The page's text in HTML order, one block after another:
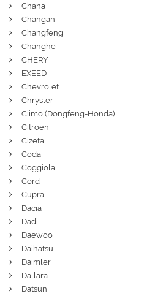
Chana
Changan
Changfeng
Changhe
CHERY
EXEED
Chevrolet
Chrysler
Ciimo (Dongfeng-Honda)
Citroen
Cizeta
Coda
Coggiola
Cord
Cupra
Dacia
Dadi
Daewoo
Daihatsu
Daimler
Dallara
Datsun